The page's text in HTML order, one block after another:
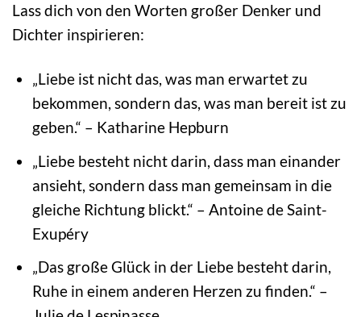
Lass dich von den Worten großer Denker und
Dichter inspirieren:
„Liebe ist nicht das, was man erwartet zu
bekommen, sondern das, was man bereit ist zu
geben.“ – Katharine Hepburn
„Liebe besteht nicht darin, dass man einander
ansieht, sondern dass man gemeinsam in die
gleiche Richtung blickt.“ – Antoine de Saint-
Exupéry
„Das große Glück in der Liebe besteht darin,
Ruhe in einem anderen Herzen zu finden.“ –